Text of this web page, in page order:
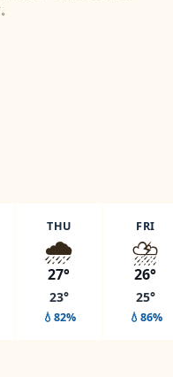
THU
🌧️
27°
23°
💧82%
FRI
⛈️
26°
25°
💧86%